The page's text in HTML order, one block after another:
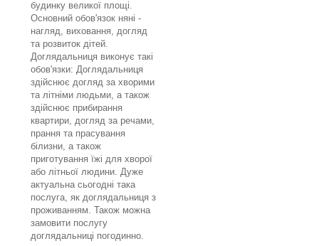
будинку великої площі.
Основний обов'язок няні -
нагляд, виховання, догляд
та розвиток дітей.
Доглядальниця виконує такі
обов'язки: Доглядальниця
здійснює догляд за хворими
та літніми людьми, а також
здійснює прибирання
квартири, догляд за речами,
прання та прасування
білизни, а також
приготування їжі для хворої
або літньої людини. Дуже
актуальна сьогодні така
послуга, як доглядальниця з
проживанням. Також можна
замовити послугу
доглядальниці погодинно.